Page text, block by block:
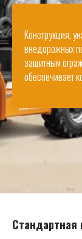
Конструкция,
внедорожных
защитным
обеспечивает
Стандартная